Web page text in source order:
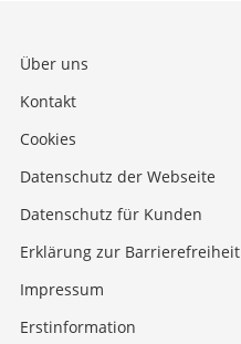
Über uns
Kontakt
Cookies
Datenschutz der Webseite
Datenschutz für Kunden
Erklärung zur Barrierefreiheit
Impressum
Erstinformation